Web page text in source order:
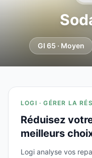
GI 65 · Moyen
LOGI · GÉRER LA
Réduisez
meilleurs
Logi analyse vos